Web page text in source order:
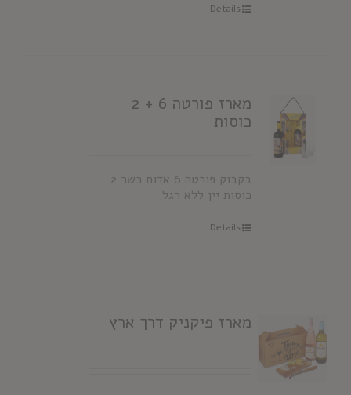
Details
מארז פורטה 6 + 2
כוסות
בקבוק פורטה 6 אדום כשר 2
כוסות יין ללא רגל
Details
מארז פיקניק דרך ארץ